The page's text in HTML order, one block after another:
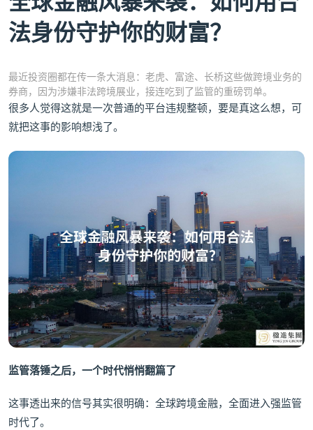
法身份守护你的财富？
最近投资圈都在传一条大消息：老虎、富途、长桥这些做跨境业务的
券商，因为涉嫌非法跨境展业，接连吃到了监管的重磅罚单。
很多人觉得这就是一次普通的平台违规整顿，要是真这么想，可
就把这事的影响想浅了。
监管落锤之后，一个时代悄悄翻篇了
这事透出来的信号其实很明确：全球跨境金融，全面进入强监管
时代了。